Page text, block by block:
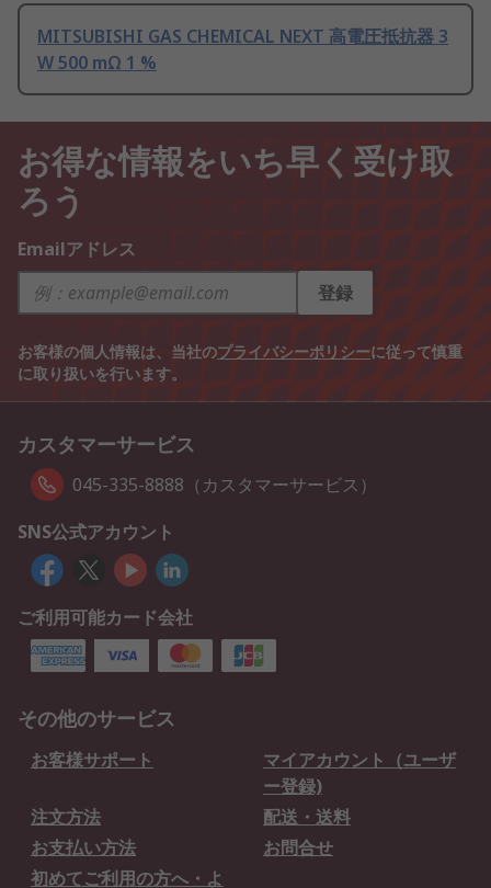
MITSUBISHI GAS CHEMICAL NEXT 高電圧抵抗器 3
W 500 mΩ 1 %
お得な情報をいち早く受け取
ろう
Emailアドレス
登録
お客様の個人情報は、当社のプライバシーポリシーに従って慎重
に取り扱いを行います。
カスタマーサービス
045-335-8888（カスタマーサービス）
SNS公式アカウント
ご利用可能カード会社
その他のサービス
お客様サポート
マイアカウント（ユーザ
ー登録)
注文方法
配送・送料
お支払い方法
お問合せ
初めてご利用の方へ・よ